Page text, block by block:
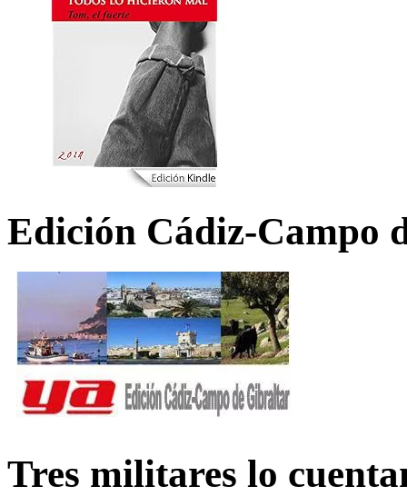
Edición Cádiz-Campo
Tres militares lo